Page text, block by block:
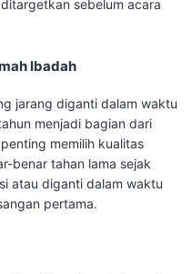
sebelum acara
Ibadah
jarang diganti dalam waktu
menjadi bagian dari
memilih kualitas
benar tahan lama sejak
atau diganti dalam waktu
pertama.